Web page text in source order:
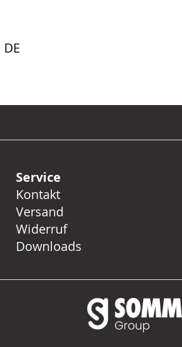
Service
Kontakt
Versand
Widerruf
Downloads